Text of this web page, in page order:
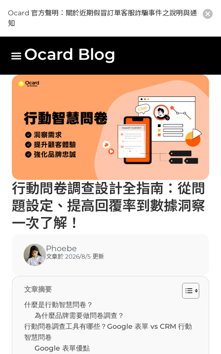
Ocard 官方聲明：關於近期假冒訂單客服詐騙事件之說明與通
知
Ocard Blog
行動問卷調查設計全指南：從問
題設定、提高回覆率到數據洞察
一次了解！
Phoebe
文章於 2026/8/5 更新
文章摘要
什麼是行動智慧問卷？
為什麼品牌需要做問卷調查？
行動問卷調查工具有哪些？Google 表單 vs CRM 行動
智慧問卷
Google 表單優點